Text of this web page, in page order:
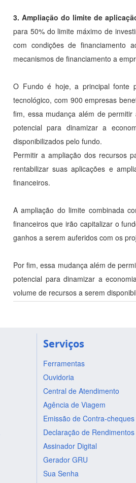
3. Ampliação do limite de
para 50% do limite máximo de
com condições de financiamento
mecanismos de financiamento a
O Fundo é hoje, a principal fonte
tecnológico, com 900 empresas
fim, essa mudança além de
potencial para dinamizar a
disponibilizados pelo fundo.
Permitir a ampliação dos recursos
rentabilizar suas aplicações e
financeiros.
A ampliação do limite combinada
financeiros que irão capitalizar o
ganhos a serem auferidos com os
Por fim, essa mudança além de
potencial para dinamizar a
volume de recursos a serem
Serviços
Ferramentas
Ouvidoria
Central de Atendimento
Agência de Viagem
Emissão de Contra-cheques
Declaração de Rendimentos
Assinador Digital
Gerador GRU
Sua Senha